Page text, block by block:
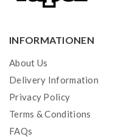
INFORMATIONEN
About Us
Delivery Information
Privacy Policy
Terms & Conditions
FAQs